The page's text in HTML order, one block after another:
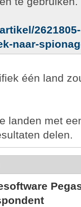
naar-
één land
landen met
delen.